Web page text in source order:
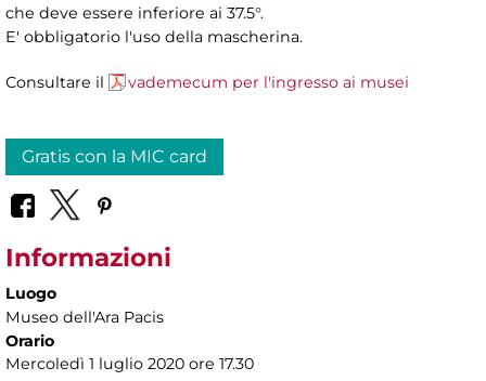
che deve essere inferiore ai 37.5°.
E' obbligatorio l'uso della mascherina.
Consultare il vademecum per l'ingresso ai musei
Gratis con la MIC card
Informazioni
Luogo
Museo dell'Ara Pacis
Orario
Mercoledì 1 luglio 2020 ore 17.30